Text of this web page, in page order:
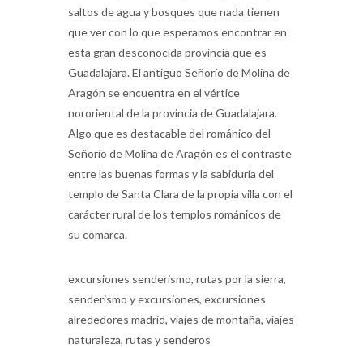
saltos de agua y bosques que nada tienen
que ver con lo que esperamos encontrar en
esta gran desconocida provincia que es
Guadalajara. El antiguo Señorío de Molina de
Aragón se encuentra en el vértice
nororiental de la provincia de Guadalajara.
Algo que es destacable del románico del
Señorío de Molina de Aragón es el contraste
entre las buenas formas y la sabiduría del
templo de Santa Clara de la propia villa con el
carácter rural de los templos románicos de
su comarca.
excursiones senderismo, rutas por la sierra,
senderismo y excursiones, excursiones
alrededores madrid, viajes de montaña, viajes
naturaleza, rutas y senderos